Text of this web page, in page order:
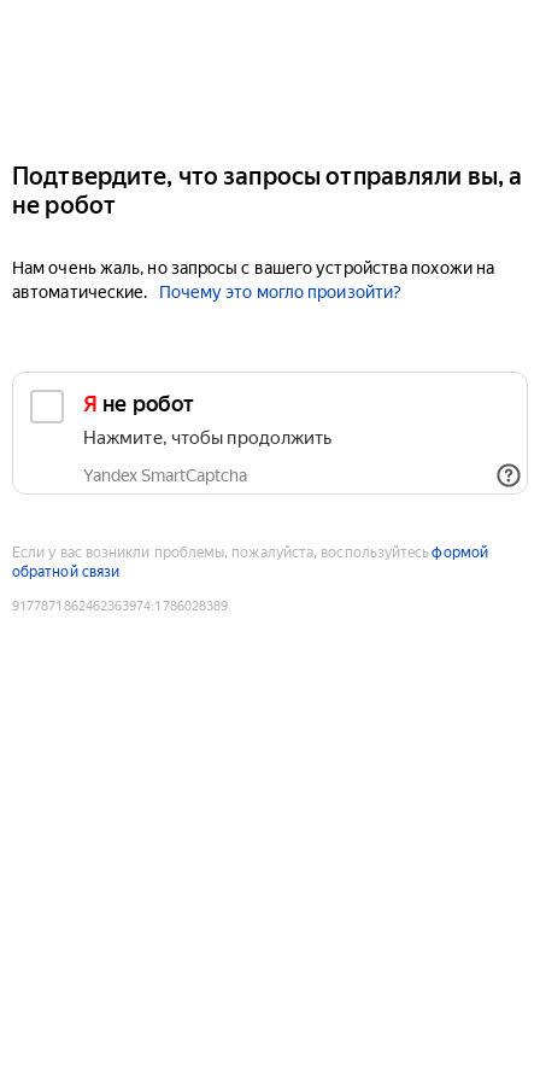
Подтвердите, что запросы отправляли вы, а
не робот
Нам очень жаль, но запросы с вашего устройства похожи на
автоматические.
Почему это могло произойти?
Я не робот
Нажмите, чтобы продолжить
Yandex SmartCaptcha
Если у вас возникли проблемы, пожалуйста, воспользуйтесьформой
обратной связи
9177871862462363974:1786028389